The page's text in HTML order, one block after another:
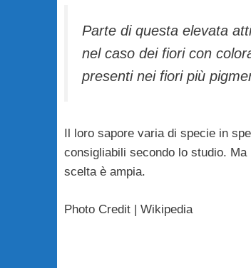
Parte di questa elevata
nel caso dei fiori con
presenti nei fiori più
Il loro sapore varia di specie in
consigliabili secondo lo studio.
scelta è ampia.
Photo Credit | Wikipedia